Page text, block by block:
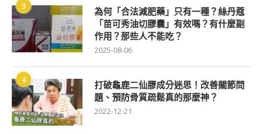
3
為何「合法減肥藥」只有一種？絲丹蔻
「苗可秀油切膠囊」有效嗎？有什麼副
作用？那些人不能吃？
2025-08-06
4
打破龜鹿二仙膠成分迷思！改善關節問
題、預防骨質疏鬆真的那麼神？
2022-12-21